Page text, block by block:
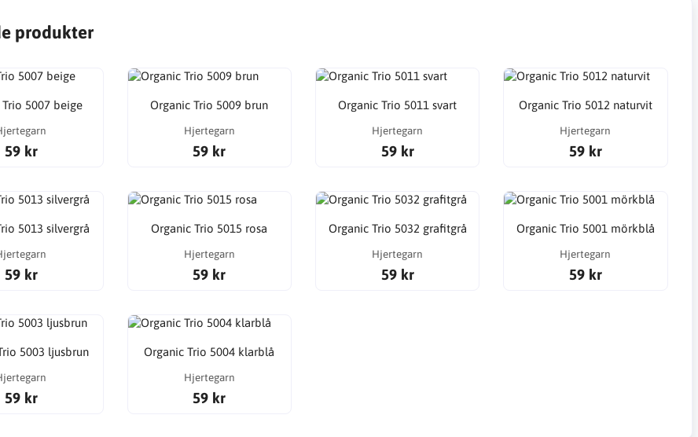
produkter
5007 beige
59 kr
Organic Trio 5009 brun
Hjertegarn
59 kr
Organic Trio 5011 svart
Hjertegarn
59 kr
Organic Trio 5012 naturvit
Hjertegarn
59 kr
5013 silvergrå
59 kr
Organic Trio 5015 rosa
Hjertegarn
59 kr
Organic Trio 5032 grafitgrå
Hjertegarn
59 kr
Organic Trio 5001 mörkblå
Hjertegarn
59 kr
5003 ljusbrun
59 kr
Organic Trio 5004 klarblå
Hjertegarn
59 kr